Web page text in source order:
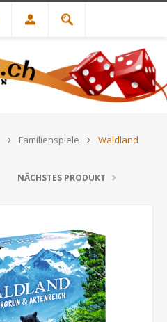
Familienspiele Waldland
NÄCHSTES PRODUKT